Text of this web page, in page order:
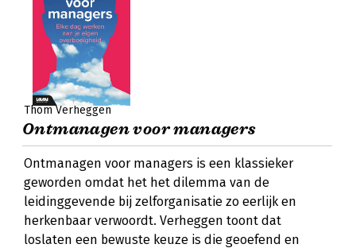
Thom Verheggen
Ontmanagen voor managers
Ontmanagen voor managers is een klassieker
geworden omdat het het dilemma van de
leidinggevende bij zelforganisatie zo eerlijk en
herkenbaar verwoordt. Verheggen toont dat
loslaten een bewuste keuze is die geoefend en